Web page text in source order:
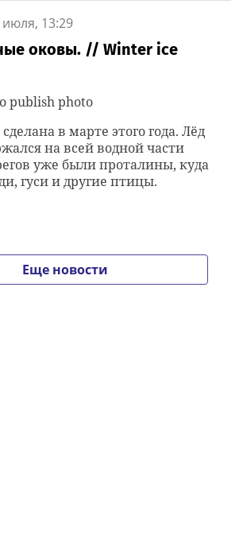
июля, 13:29
оковы. // Winter ice
publish photo
в марте этого года. Лёд
на всей водной части
уже были проталины, куда
гуси и другие птицы.
Еще новости